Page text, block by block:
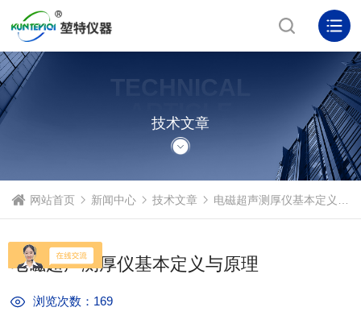
ARTICLE
技术文章
网站首页 新闻中心 技术文章 电磁超声测厚仪基本定义与原理
电磁超声测厚仪基本定义与原理
浏览次数：169